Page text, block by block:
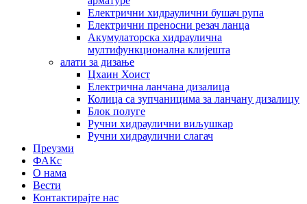
Електрични хидраулични бушач рупа
Електрични преносни резач ланца
Акумулаторска хидраулична
мултифункционална клијешта
алати за дизање
Цхаин Хоист
Електрична ланчана дизалица
Колица са зупчаницима за ланчану дизалицу
Блок полуге
Ручни хидраулични виљушкар
Ручни хидраулични слагач
Преузми
ФАКс
О нама
Вести
Контактирајте нас